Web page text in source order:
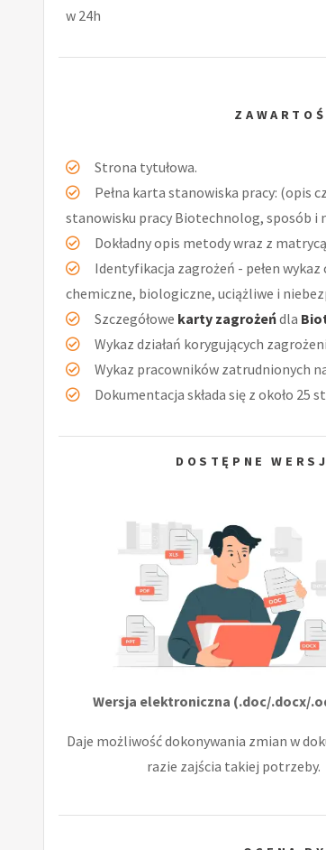
w 24h
Strona tytułowa.
Pełna karta stanowiska pracy: (opis
stanowisku pracy Biotechnolog, sposób i
Dokładny opis metody wraz z
Identyfikacja zagrożeń - pełen
chemiczne, biologiczne, uciążliwe i
Szczegółowe karty zagrożeńdla
Wykaz działań korygujących
Wykaz pracowników zatrudnionych
Dokumentacja składa się z około 25
DOSTĘPNE
Wersja elektroniczna (.doc/.docx/
Daje możliwość dokonywania zmian w
razie zajścia takiej potrzeby.